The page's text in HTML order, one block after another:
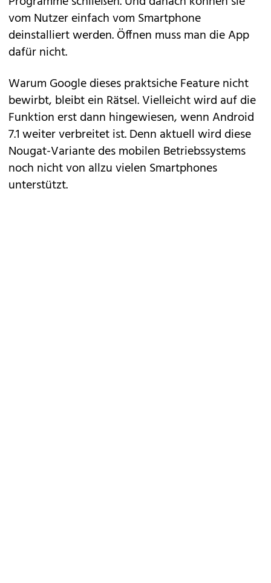
vom Nutzer einfach vom Smartphone
deinstalliert werden. Öffnen muss man die App
dafür nicht.
Warum Google dieses praktsiche Feature nicht
bewirbt, bleibt ein Rätsel. Vielleicht wird auf die
Funktion erst dann hingewiesen, wenn Android
7.1 weiter verbreitet ist. Denn aktuell wird diese
Nougat-Variante des mobilen Betriebssystems
noch nicht von allzu vielen Smartphones
unterstützt.